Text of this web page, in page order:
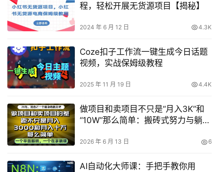
程，轻松开展无货源项目【揭秘】
2024 年 6 月 12 日 4.3K
Coze扣子工作流一键生成今日话题
视频，实战保姆级教程
2025 年 11 月 19 日 4.4K
做项目和卖项目不只是“月入3K”和
“10W”那么简单：搬砖式努力与躺赚
2026 年 6 月 13 日 6
AI自动化大师课：手把手教你用